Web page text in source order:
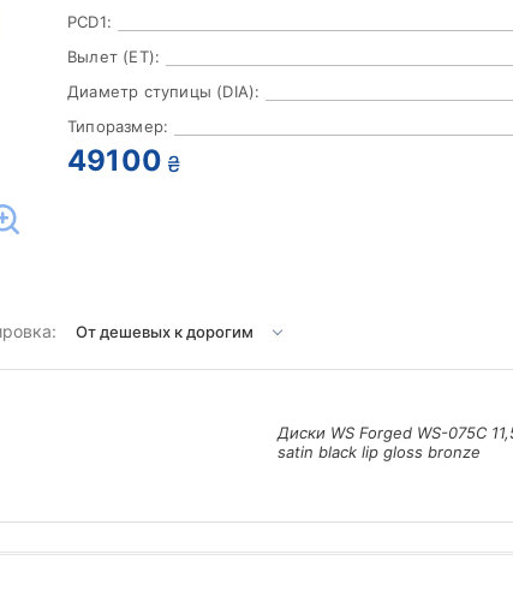
PCD1:
Вылет (ET):
Диаметр ступицы (DIA):
Типоразмер:
49100 ₴
Диски WS Forged WS-075C
satin black lip gloss bronze